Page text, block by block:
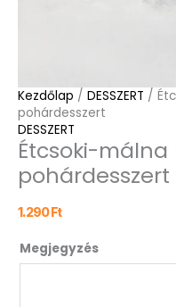
Kezdőlap / DESSZERT /
pohárdesszert
DESSZERT
Étcsoki-
pohárdesszert
1.290 Ft
Megjegyzés